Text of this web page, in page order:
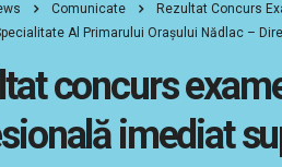
Comunicate
Rezultat Concurs
Al Primarului Orașului Nădlac –
concurs
imediat